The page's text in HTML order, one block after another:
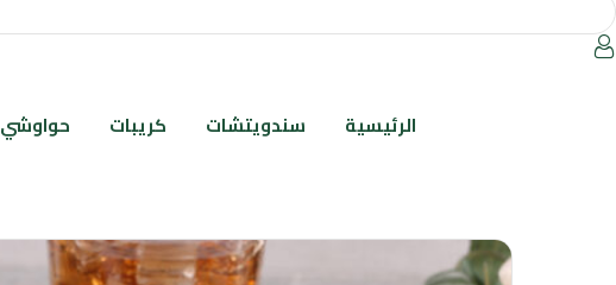
الرئيسية سندويتشات كريبات حواوشي